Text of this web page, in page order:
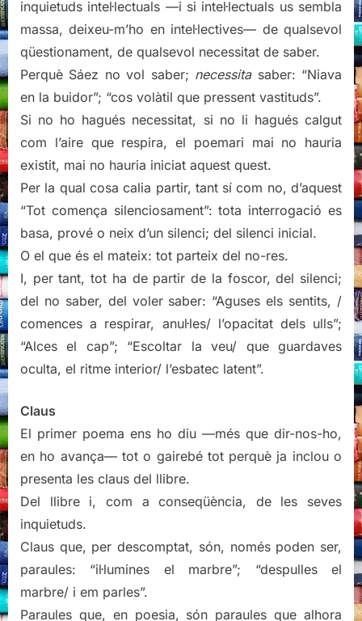
inquietuds intel·lectuals —i si intel·lectuals us sembla
massa, deixeu-m’ho en intel·lectives— de qualsevol
qüestionament, de qualsevol necessitat de saber.
Perquè Sáez no vol saber; necessitasaber: “Niava
en la buidor”; “cos volàtil que pressent vastituds”.
Si no ho hagués necessitat, si no li hagués calgut
com l’aire que respira, el poemari mai no hauria
existit, mai no hauria iniciat aquest quest.
Per la qual cosa calia partir, tant sí com no, d’aquest
“Tot comença silenciosament”: tota interrogació es
basa, prové o neix d’un silenci; del silenci inicial.
O el que és el mateix: tot parteix del no-res.
I, per tant, tot ha de partir de la foscor, del silenci;
del no saber, del voler saber: “Aguses els sentits, /
comences a respirar, anul·les/ l’opacitat dels ulls”;
“Alces el cap”; “Escoltar la veu/ que guardaves
oculta, el ritme interior/ l’esbatec latent”.
Claus
El primer poema ens ho diu —més que dir-nos-ho,
en ho avança— tot o gairebé tot perquè ja inclou o
presenta les claus del llibre.
Del llibre i, com a conseqüència, de les seves
inquietuds.
Claus que, per descomptat, són, només poden ser,
paraules: “il·lumines el marbre”; “despulles el
marbre/ i em parles”.
Paraules que, en poesia, són paraules que alhora